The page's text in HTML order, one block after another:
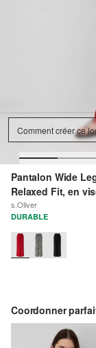
Comment créer ce
Pantalon Wide
Relaxed Fit, en
s.Oliver
DURABLE
Coordonner